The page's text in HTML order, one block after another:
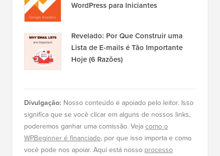
WordPress para Iniciantes
Revelado: Por Que Construir uma
Lista de E-mails é Tão Importante
Hoje (6 Razões)
Divulgação: Nosso conteúdo é apoiado pelo leitor. Isso
significa que se você clicar em alguns de nossos links,
poderemos ganhar uma comissão. Vejacomo o
WPBeginner é financiado, por que isso importa e como
você pode nos apoiar. Aqui está nosso processo